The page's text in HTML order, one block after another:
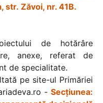
str. Zăvoi, nr. 41B.
de hotărâre
anexe, referat de
de specialitate.
pe site-ul Primăriei
- Secțiunea: